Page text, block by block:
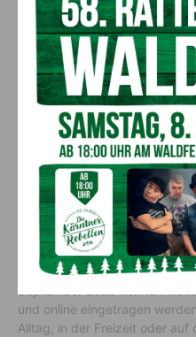
Unter allen Teilnehmenden,
Aktionszeitraum registriert
Preise verlost. Dazu zählen ein
Gutschein für ÖBB Rail Tours.
für zwei Personen in eine
inklusive Bahnfahrt und zwei
„Österreich
Die bundesweite Aktion
Bundesministerium für
gemeinsam mit den
und online eingetragen
Alltag, in der Freizeit oder auf